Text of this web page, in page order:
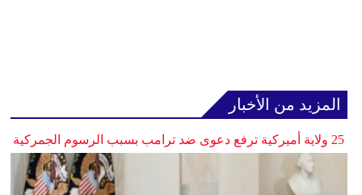
المزيد من الأخبار
25 ولاية أميركية ترفع دعوى ضد ترامب بسبب الرسوم الجمركية